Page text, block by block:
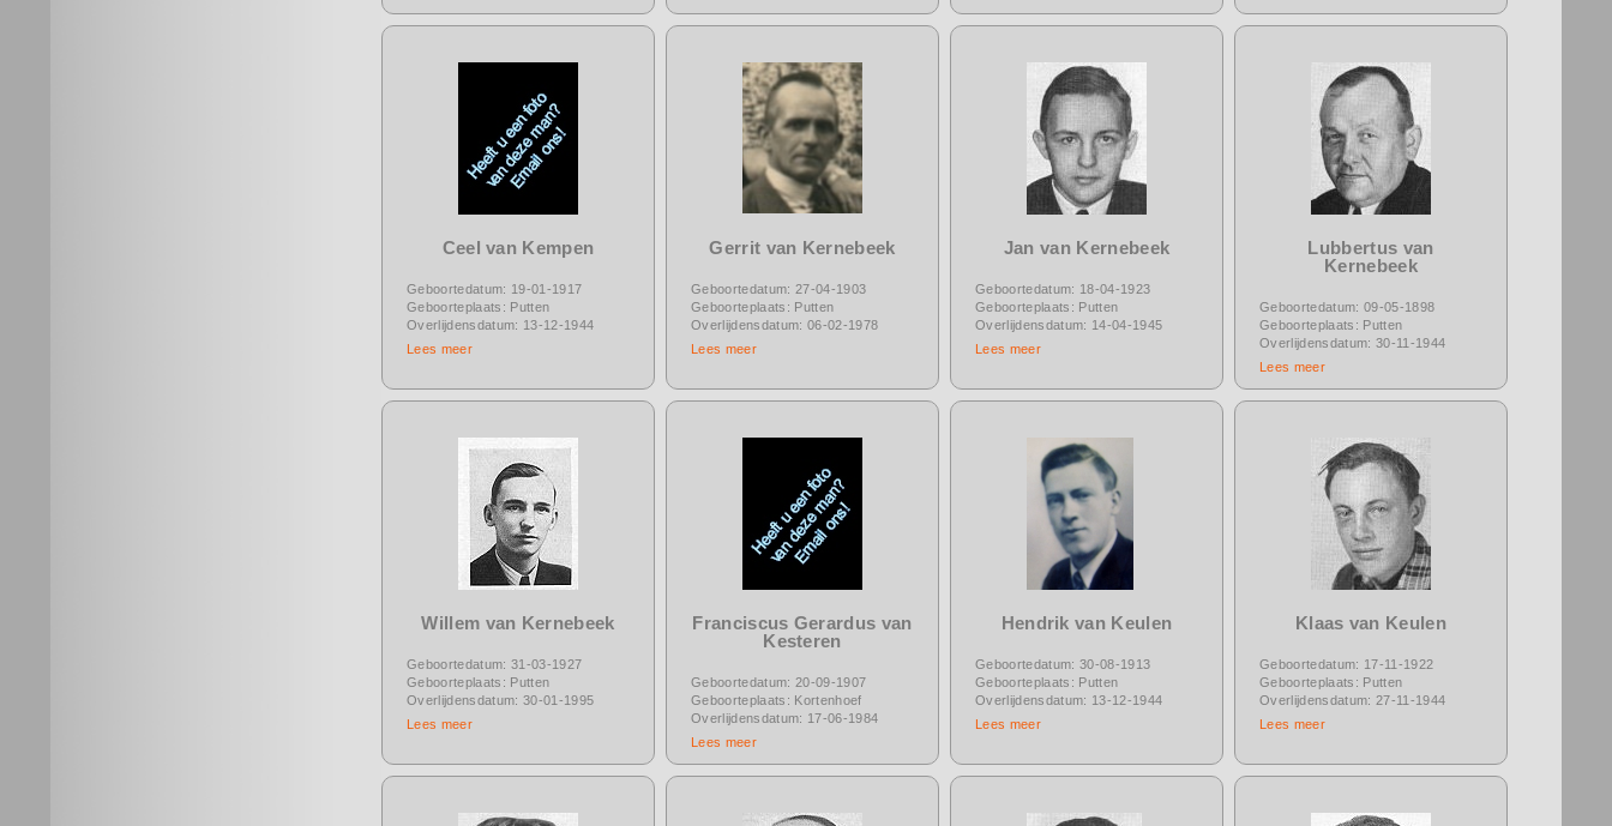
Ceel van Kempen
Geboortedatum: 19-01-1917
Geboorteplaats: Putten
Overlijdensdatum: 13-12-1944
Lees meer
Gerrit van Kernebeek
Geboortedatum: 27-04-1903
Geboorteplaats: Putten
Overlijdensdatum: 06-02-1978
Lees meer
Jan van Kernebeek
Geboortedatum: 18-04-1923
Geboorteplaats: Putten
Overlijdensdatum: 14-04-1945
Lees meer
Lubbertus van
Kernebeek
Geboortedatum: 09-05-1898
Geboorteplaats: Putten
Overlijdensdatum: 30-11-1944
Lees meer
Willem van Kernebeek
Geboortedatum: 31-03-1927
Geboorteplaats: Putten
Overlijdensdatum: 30-01-1995
Lees meer
Franciscus Gerardus van
Kesteren
Geboortedatum: 20-09-1907
Geboorteplaats: Kortenhoef
Overlijdensdatum: 17-06-1984
Lees meer
Hendrik van Keulen
Geboortedatum: 30-08-1913
Geboorteplaats: Putten
Overlijdensdatum: 13-12-1944
Lees meer
Klaas van Keulen
Geboortedatum: 17-11-1922
Geboorteplaats: Putten
Overlijdensdatum: 27-11-1944
Lees meer